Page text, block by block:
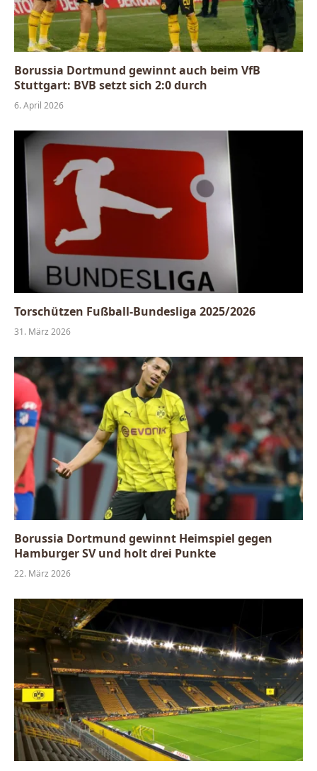
Borussia Dortmund gewinnt auch beim VfB
Stuttgart: BVB setzt sich 2:0 durch
6. April 2026
Torschützen Fußball-Bundesliga 2025/2026
31. März 2026
Borussia Dortmund gewinnt Heimspiel gegen
Hamburger SV und holt drei Punkte
22. März 2026